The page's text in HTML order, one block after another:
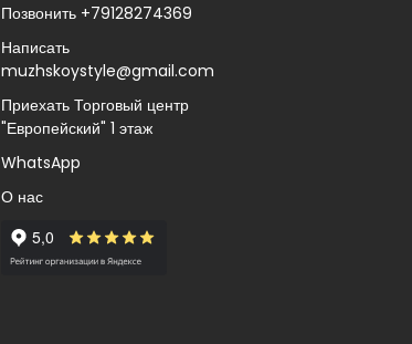
Позвонить +79128274369
Написать
muzhskoystyle@gmail.com
Приехать Торговый центр
"Европейский" 1 этаж
WhatsApp
О нас